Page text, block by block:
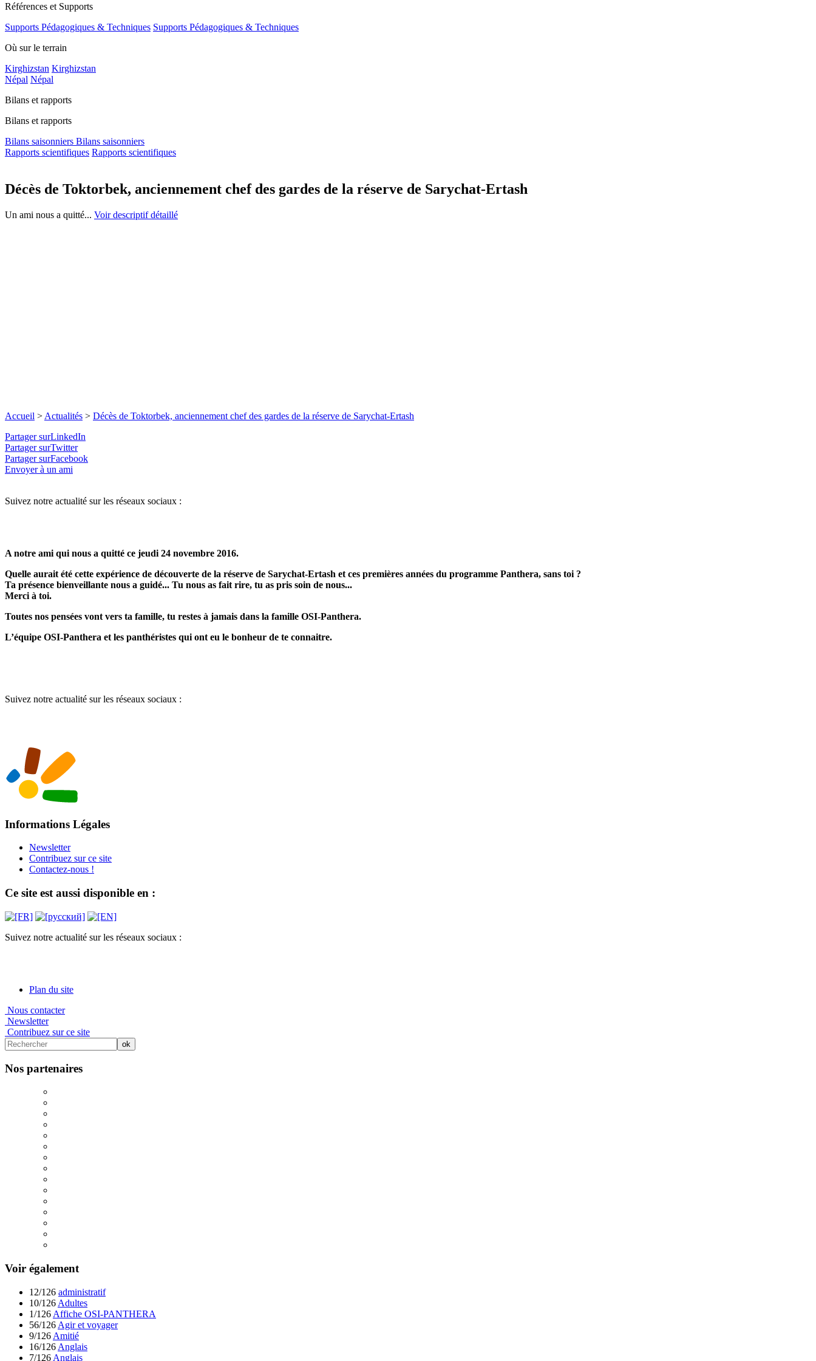
Références et Supports
Supports Pédagogiques & Techniques Supports Pédagogiques & Techniques
Où sur le terrain
Kirghizstan Kirghizstan
Népal Népal
Bilans et rapports
Bilans et rapports
Bilans saisonniers Bilans saisonniers
Rapports scientifiques Rapports scientifiques
Décès de Toktorbek, anciennement chef des gardes de la réserve de Sarychat-Ertash
Un ami nous a quitté... Voir descriptif détaillé
Accueil > Actualités > Décès de Toktorbek, anciennement chef des gardes de la réserve de Sarychat-Ertash
Partager surLinkedIn
Partager surTwitter
Partager surFacebook
Envoyer à un ami
Suivez notre actualité sur les réseaux sociaux :
A notre ami qui nous a quitté ce jeudi 24 novembre 2016.
Quelle aurait été cette expérience de découverte de la réserve de Sarychat-Ertash et ces premières années du programme Panthera, sans toi ?
Ta présence bienveillante nous a guidé... Tu nous as fait rire, tu as pris soin de nous...
Merci à toi.
Toutes nos pensées vont vers ta famille, tu restes à jamais dans la famille OSI-Panthera.
L’équipe OSI-Panthera et les panthéristes qui ont eu le bonheur de te connaitre.
Suivez notre actualité sur les réseaux sociaux :
Informations Légales
Newsletter
Contribuez sur ce site
Contactez-nous !
Ce site est aussi disponible en :
Suivez notre actualité sur les réseaux sociaux :
Plan du site
Nous contacter
Newsletter
Contribuez sur ce site
Nos partenaires
Voir également
12/126 administratif
10/126 Adultes
1/126 Affiche OSI-PANTHERA
56/126 Agir et voyager
9/126 Amitié
16/126 Anglais
7/126 Anglais